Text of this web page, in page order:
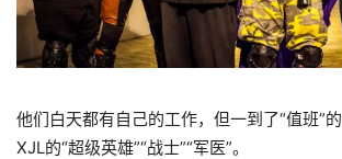
他们白天都有自己的工作，但一到了“值班”
XJL的“超级英雄”“战士”“军医”。